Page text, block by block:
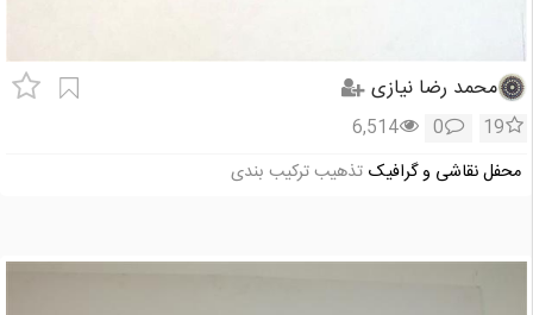
محمد رضا نیازی
19
0
6,514
محفل نقاشی و گرافیک تذهیب ترکیب بندی